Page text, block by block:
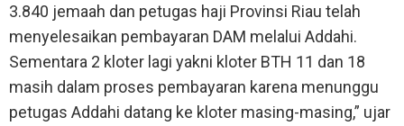
3.840 jemaah dan petugas haji Provinsi Riau telah
menyelesaikan pembayaran DAM melalui Addahi.
Sementara 2 kloter lagi yakni kloter BTH 11 dan 18
masih dalam proses pembayaran karena menunggu
petugas Addahi datang ke kloter masing-masing,” ujar